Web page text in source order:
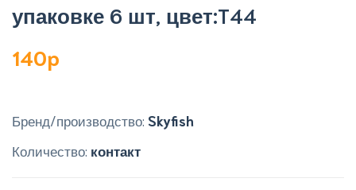
упаковке 6 шт, цвет:T44
140p
Бренд/производство: Skyfish
Количество: контакт